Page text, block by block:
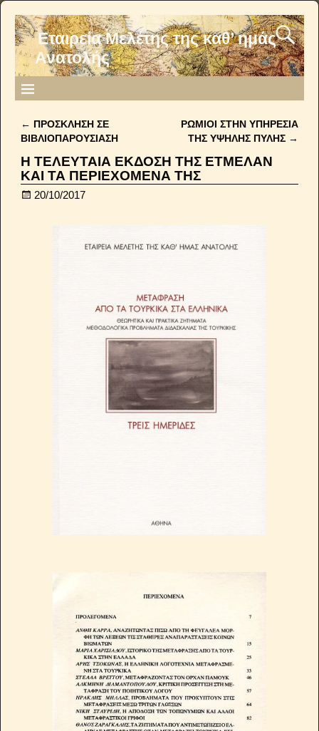
Εταιρεία Μελέτης της καθ’ ημάς
Ανατολής
Post navigation
← ΠΡΟΣΚΛΗΣΗ ΣΕ
ΒΙΒΛΙΟΠΑΡΟΥΣΙΑΣΗ
ΡΩΜΙΟΙ ΣΤΗΝ ΥΠΗΡΕΣΙΑ
ΤΗΣ ΥΨΗΛΗΣ ΠΥΛΗΣ →
Η ΤΕΛΕΥΤΑΙΑ ΕΚΔΟΣΗ ΤΗΣ ΕΤΜΕΛΑΝ
ΚΑΙ ΤΑ ΠΕΡΙΕΧΟΜΕΝΑ ΤΗΣ
20/10/2017